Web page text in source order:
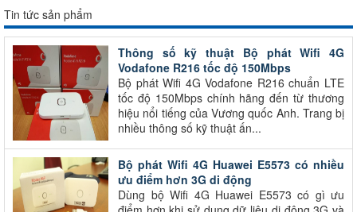
Tin tức sản phẩm
Thông số kỹ thuật Bộ phát Wifi 4G
Vodafone R216 tốc độ 150Mbps
Bộ phát Wifi 4G Vodafone R216 chuẩn LTE
tốc độ 150Mbps chính hãng đến từ thương
hiệu nổi tiếng của Vương quốc Anh. Trang bị
nhiều thông số kỹ thuật ấn...
Bộ phát Wifi 4G Huawei E5573 có nhiều
ưu điểm hơn 3G di động
Dùng bộ Wifi 4G Huawei E5573 có gì ưu